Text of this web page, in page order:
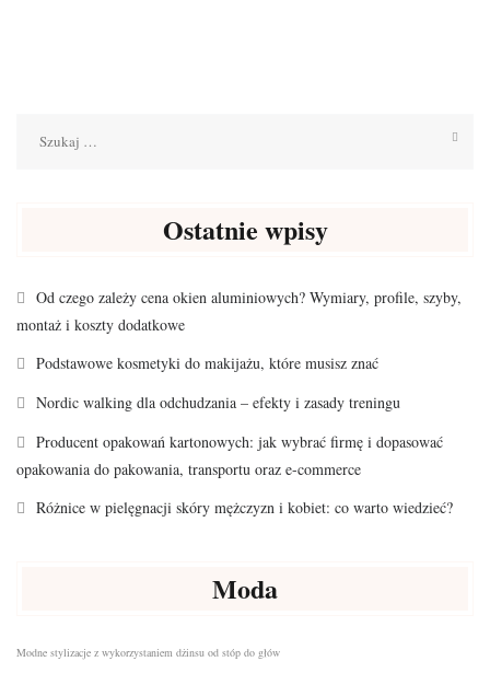
Ostatnie wpisy
Od czego zależy cena okien aluminiowych? Wymiary, profile, szyby,
montaż i koszty dodatkowe
Podstawowe kosmetyki do makijażu, które musisz znać
Nordic walking dla odchudzania – efekty i zasady treningu
Producent opakowań kartonowych: jak wybrać firmę i dopasować
opakowania do pakowania, transportu oraz e-commerce
Różnice w pielęgnacji skóry mężczyzn i kobiet: co warto wiedzieć?
Moda
Modne stylizacje z wykorzystaniem dżinsu od stóp do głów